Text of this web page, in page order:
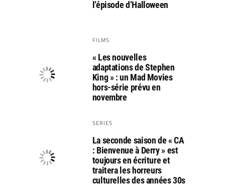
l’épisode d’Halloween
FILMS
« Les nouvelles
adaptations de Stephen
King » : un Mad Movies
hors-série prévu en
novembre
SERIES
La seconde saison de « CA
: Bienvenue à Derry » est
toujours en écriture et
traitera les horreurs
culturelles des années 30s